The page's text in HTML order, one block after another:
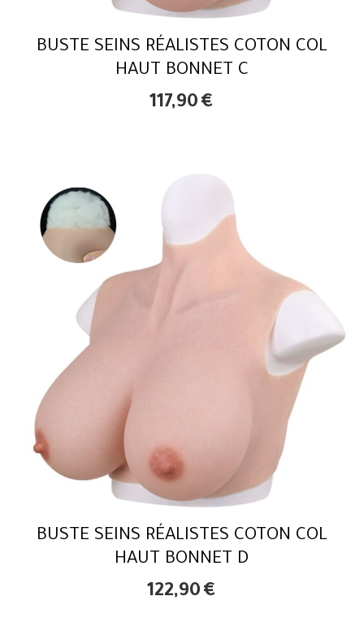
BUSTE SEINS RÉALISTES COTON COL
HAUT BONNET C
117,90 €
BUSTE SEINS RÉALISTES COTON COL
HAUT BONNET D
122,90 €